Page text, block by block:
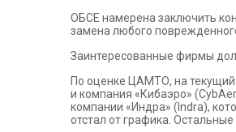
ОБСЕ намерена заключить
замена любого
Заинтересованные фирмы
По оценке ЦАМТО, на текущий
и компания «Кибаэро»
компании «Индра» (Indra),
отстал от графика.